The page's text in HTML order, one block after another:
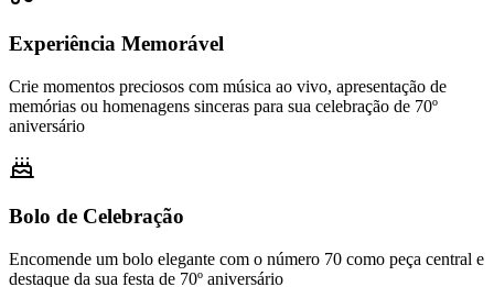
Experiência Memorável
Crie momentos preciosos com música ao vivo, apresentação de
memórias ou homenagens sinceras para sua celebração de 70º
aniversário
Bolo de Celebração
Encomende um bolo elegante com o número 70 como peça central e
destaque da sua festa de 70º aniversário